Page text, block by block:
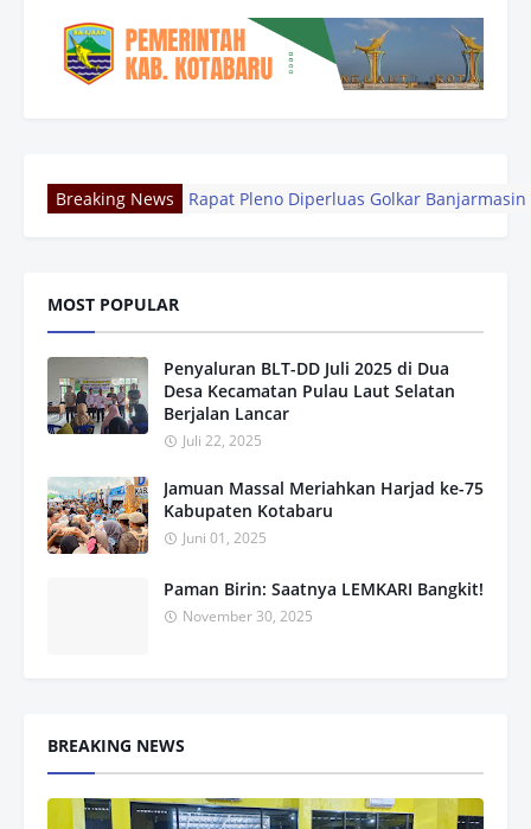
Breaking News
GENSAI Movement Gelar Pekan ASI
BRI BO Banjarmasin A Yani Gelar
Pemkab Kotabaru Ajak ASN dan
Pemkab Kotabaru Ajak ASN dan
MOST POPULAR
Penyaluran BLT-DD Juli 2025 di Dua
Desa Kecamatan Pulau Laut Selatan
Berjalan Lancar
Juli 22, 2025
Jamuan Massal Meriahkan Harjad ke-75
Kabupaten Kotabaru
Juni 01, 2025
Paman Birin: Saatnya LEMKARI Bangkit!
November 30, 2025
BREAKING NEWS